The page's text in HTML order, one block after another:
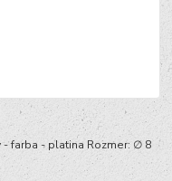
farba - platina Rozmer: ∅ 8